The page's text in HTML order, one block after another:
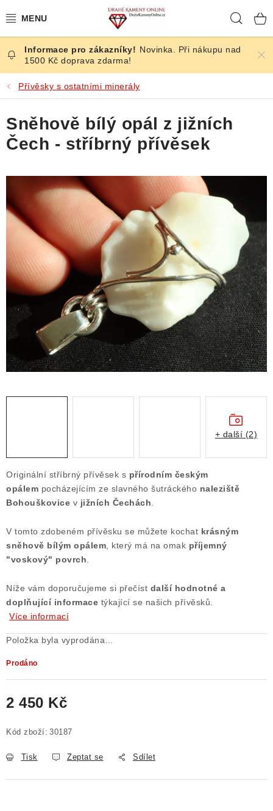
na
ČESKÉ KAMENY
ŠPERKY
KAMENY ZE SVĚTA
BROUŠENÉ
SLEVY
ÚČINKY
KRYSTALY
ČLÁNKY
NALEZIŠTĚ
NÁŠ PŘÍBĚH
VIDEOGALERIE
Ochrana osobních údajů
Výkup minerálů a drahých kamenů
Formulář pro odstoupení od smlouvy
Poučení o právu na odstoupení od smlouvy
Novinka. Při nákupu nad
1500 Kč doprava zdarma!
Přívěsky s ostatními minerály
Originální stříbrný přívěsek s přírodním českým
opálem pocházejícím ze slavného šutráckého naleziště
Bohouškovice v jižních Čechách
V tomto zdobeném přívěsku se můžete kochat krásným
sněhově bílým opálem , který má na omak příjemný
"voskový" povrch
Níže vám doporučujeme si přečíst další hodnotné a
doplňující informace týkající se našich přívěsků.
Více informací
Položka byla vyprodána…
Prodáno
2 450 Kč
Kód zboží: 30187
Tisk Zeptat se Sdílet
Sněhově bílý opál z jižních
Čech - stříbrný přívěsek
+ další (2)